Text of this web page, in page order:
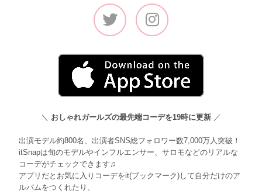
＼ おしゃれガールズの最先端コーデを19時に更新 ／
出演モデル約800名、出演者SNS総フォロワー数7,000万人突破！
itSnapは旬のモデルやインフルエンサー、サロモなどのリアルな
コーデがチェックできます♫
アプリだとお気に入りコーデをit(ブックマーク)して自分だけのア
ルバムをつくれたり、